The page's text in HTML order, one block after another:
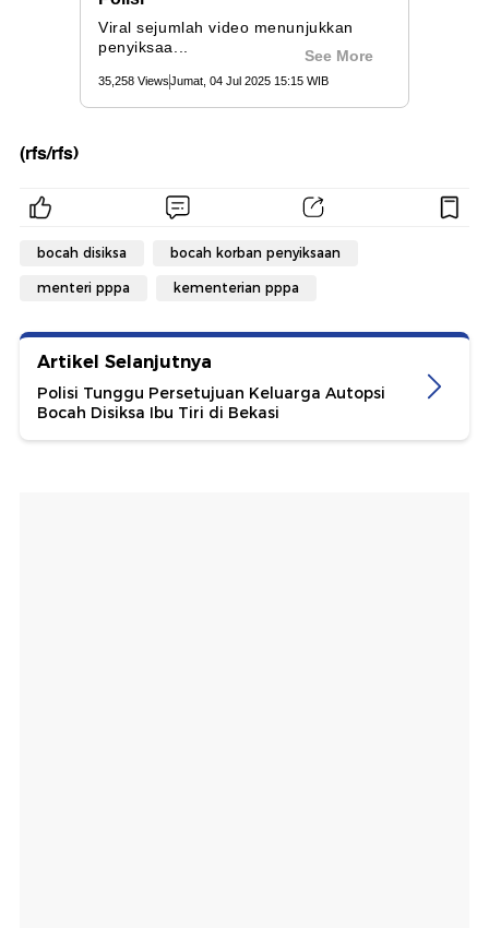
(rfs/rfs)
bocah disiksa bocah korban penyiksaan
menteri pppa kementerian pppa
Artikel Selanjutnya
Polisi Tunggu Persetujuan Keluarga Autopsi
Bocah Disiksa Ibu Tiri di Bekasi